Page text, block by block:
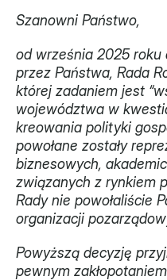
Szanowni Państwo,
od września 2025 roku
przez Państwa, Rada
której zadaniem jest
województwa w
kreowania polityki
powołane zostały
biznesowych,
związanych z rynkiem
Rady nie powołaliście
organizacji
Powyższą decyzję
pewnym